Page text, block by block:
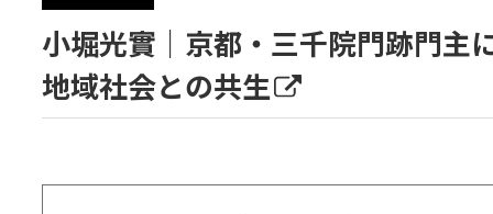
小堀光實｜京都・三千院門跡門主
地域社会との共生